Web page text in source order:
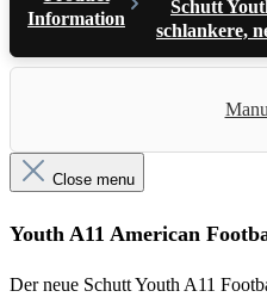
Information
Schutt
schlankere,
Close menu
Youth A11 American
Der neue Schutt Youth A11